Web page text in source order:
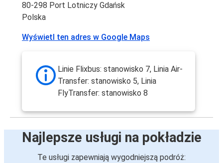
80-298 Port Lotniczy Gdańsk
Polska
Wyświetl ten adres w Google Maps
Linie Flixbus: stanowisko 7, Linia Air-
Transfer: stanowisko 5, Linia
FlyTransfer: stanowisko 8
Najlepsze usługi na pokładzie
Te usługi zapewniają wygodniejszą podróż: